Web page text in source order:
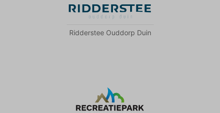
Ridderstee Ouddorp Duin